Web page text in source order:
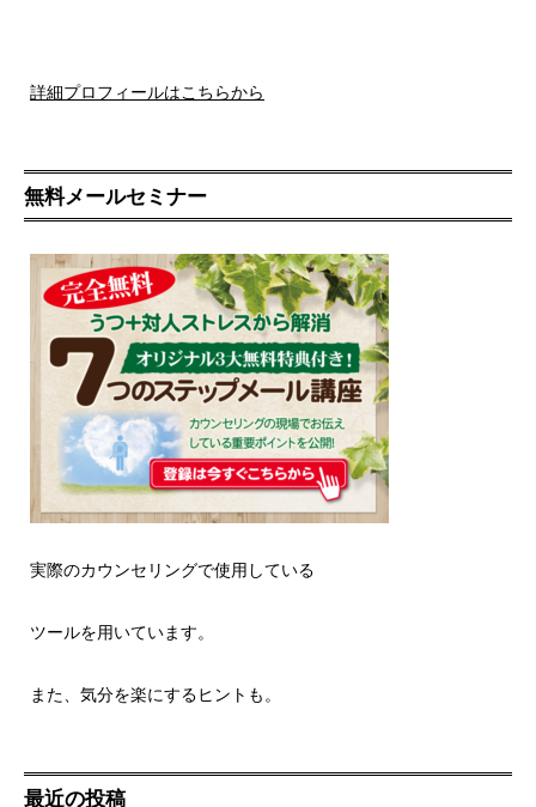
詳細プロフィールはこちらから
無料メールセミナー
実際のカウンセリングで使用している
ツールを用いています。
また、気分を楽にするヒントも。
最近の投稿